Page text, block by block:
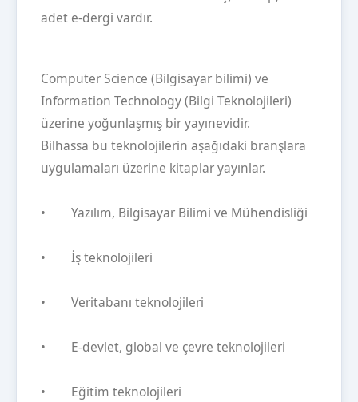
adet e-dergi vardır.
Computer Science (Bilgisayar bilimi) ve
Information Technology (Bilgi Teknolojileri)
üzerine yoğunlaşmış bir yayınevidir.
Bilhassa bu teknolojilerin aşağıdaki branşlara
uygulamaları üzerine kitaplar yayınlar.
• Yazılım, Bilgisayar Bilimi ve Mühendisliği
• İş teknolojileri
• Veritabanı teknolojileri
• E-devlet, global ve çevre teknolojileri
• Eğitim teknolojileri